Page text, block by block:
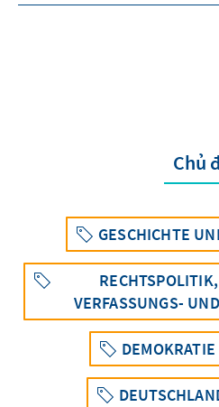
Chủ
GESCHICHTE
VERFASSUNGS-